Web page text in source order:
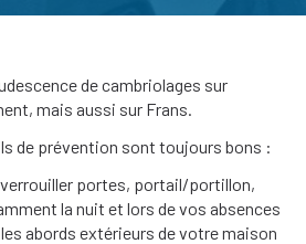
de cambriolages sur
mais aussi sur Frans.
de prévention sont toujours bons :
verrouiller portes, portail/portillon,
la nuit et lors de vos absences
abords extérieurs de votre maison